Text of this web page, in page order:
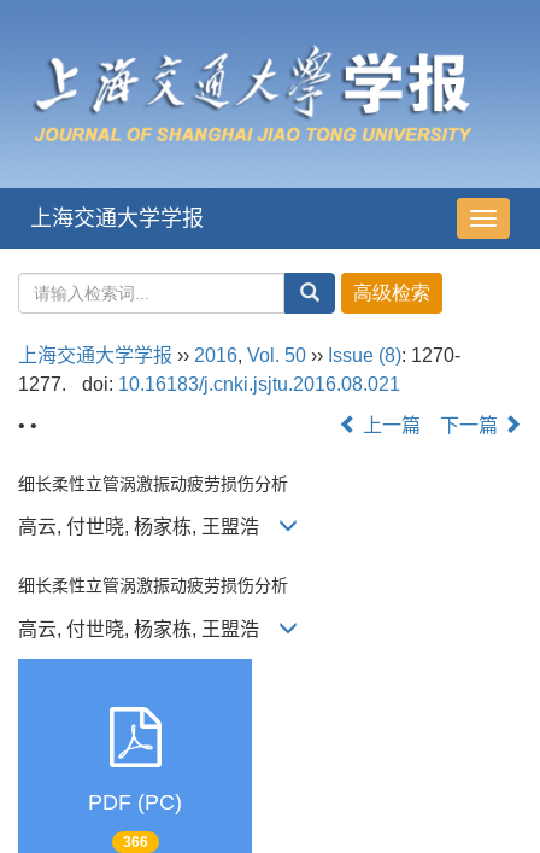
导
航
上海交通大学学报
上海交通大学学报 ›› 2016, Vol. 50 ›› Issue (8): 1270-
1277.
doi: 10.16183/j.cnki.jsjtu.2016.08.021
• •
上一篇 下一篇
细长柔性立管涡激振动疲劳损伤分析
高云, 付世晓, 杨家栋, 王盟浩
细长柔性立管涡激振动疲劳损伤分析
高云, 付世晓, 杨家栋, 王盟浩
PDF (PC)
366